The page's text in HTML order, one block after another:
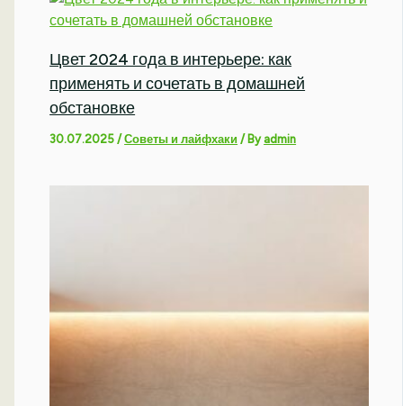
Цвет 2024 года в интерьере: как
применять и сочетать в домашней
обстановке
30.07.2025/Советы и лайфхаки / Byadmin